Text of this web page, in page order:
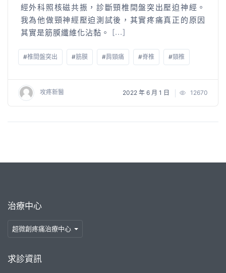
經外科照核磁共振，診斷頸椎間盤突出壓迫神經。
我為他做頸神經壓迫測試後，其實疼痛真正的原因
其實是筋膜纖維化沾黏。
[...]
#椎間盤突出 #筋膜 #肩頸痛 #脊椎 #頸椎
攻疼新醫 2022 年 6 月 1 日 12670
治療中心
超微創疼痛治療中心
求診資訊